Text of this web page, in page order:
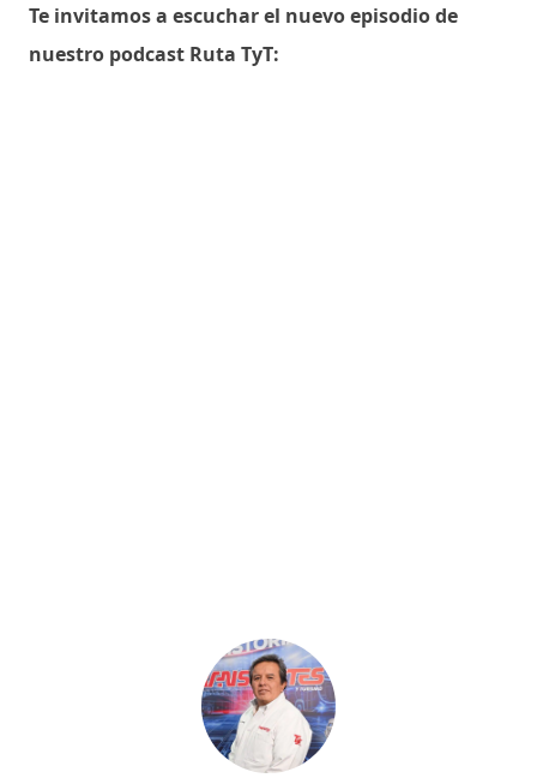
Te invitamos a escuchar el nuevo episodio de
nuestro podcast Ruta TyT: